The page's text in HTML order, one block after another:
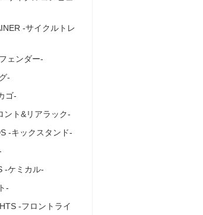
‐サイクルトレ
ェンダー‐
‐
ゴ‐
ント&リアラック‐
‐キックスタンド‐
‐ケミカル‐
‐
‐フロントライ